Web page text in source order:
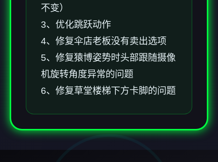
不变）
3、优化跳跃动作
4、修复伞店老板没有卖出选项
5、修复猿博姿势时头部跟随摄像
机旋转角度异常的问题
6、修复草堂楼梯下方卡脚的问题